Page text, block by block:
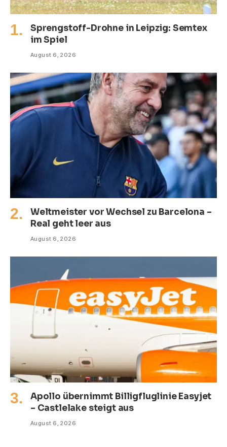
Sprengstoff-Drohne in Leipzig: Semtex
im Spiel
August 6, 2026
Weltmeister vor Wechsel zu Barcelona –
Real geht leer aus
August 6, 2026
Apollo übernimmt Billigfluglinie Easyjet
– Castlelake steigt aus
August 6, 2026